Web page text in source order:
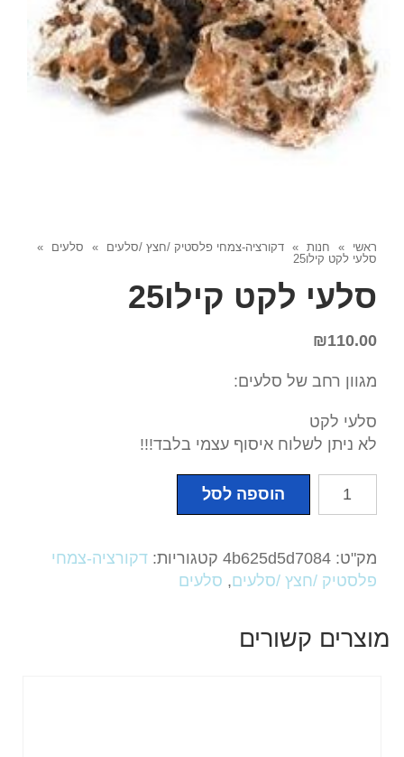
ראשי » חנות » דקורציה-צמחי פלסטיק /חצץ /סלעים » סלעים
»
סלעי לקט קילו25
סלעי לקט קילו25
₪110.00
מגוון רחב של סלעים:
סלעי לקט
לא ניתן לשלוח איסוף עצמי בלבד!!!
כמות
לקט
קילו25
הוספה לסל
מק"ט: 4b625d5d7084 קטגוריות: דקורציה-צמחי
פלסטיק /חצץ /סלעים, סלעים
מוצרים קשורים